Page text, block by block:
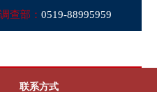
查部： 0519-88995959
联系方式